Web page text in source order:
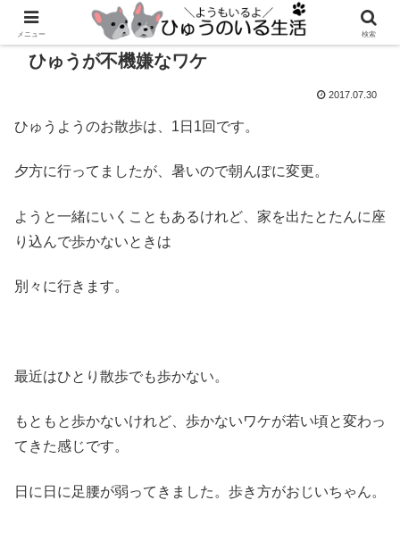
ひゅうが不機嫌なワケ
2017.07.30
ひゅうようのお散歩は、1日1回です。
夕方に行ってましたが、暑いので朝んぽに変更。
ようと一緒にいくこともあるけれど、家を出たとたんに座
り込んで歩かないときは
別々に行きます。
最近はひとり散歩でも歩かない。
もともと歩かないけれど、歩かないワケが若い頃と変わっ
てきた感じです。
日に日に足腰が弱ってきました。歩き方がおじいちゃん。
メニュー 検索